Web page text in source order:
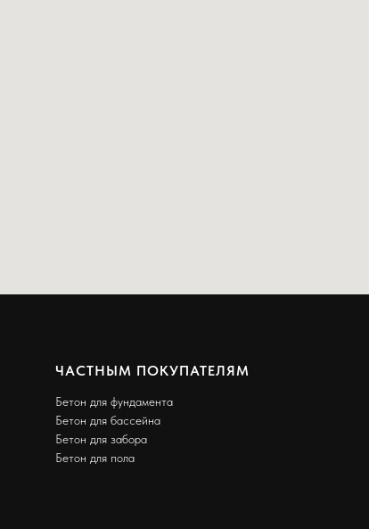
ЧАСТНЫМ ПОКУПАТЕЛЯМ
Бетон для фундамента
Бетон для бассейна
Бетон для забора
Бетон для пола